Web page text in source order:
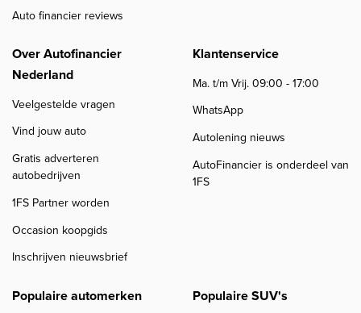
Auto financier reviews
Over Autofinancier
Nederland
Veelgestelde vragen
Vind jouw auto
Gratis adverteren
autobedrijven
1FS Partner worden
Occasion koopgids
Inschrijven nieuwsbrief
Klantenservice
Ma. t/m Vrij. 09:00 - 17:00
WhatsApp
Autolening nieuws
AutoFinancier is onderdeel van
1FS
Populaire automerken Populaire SUV's